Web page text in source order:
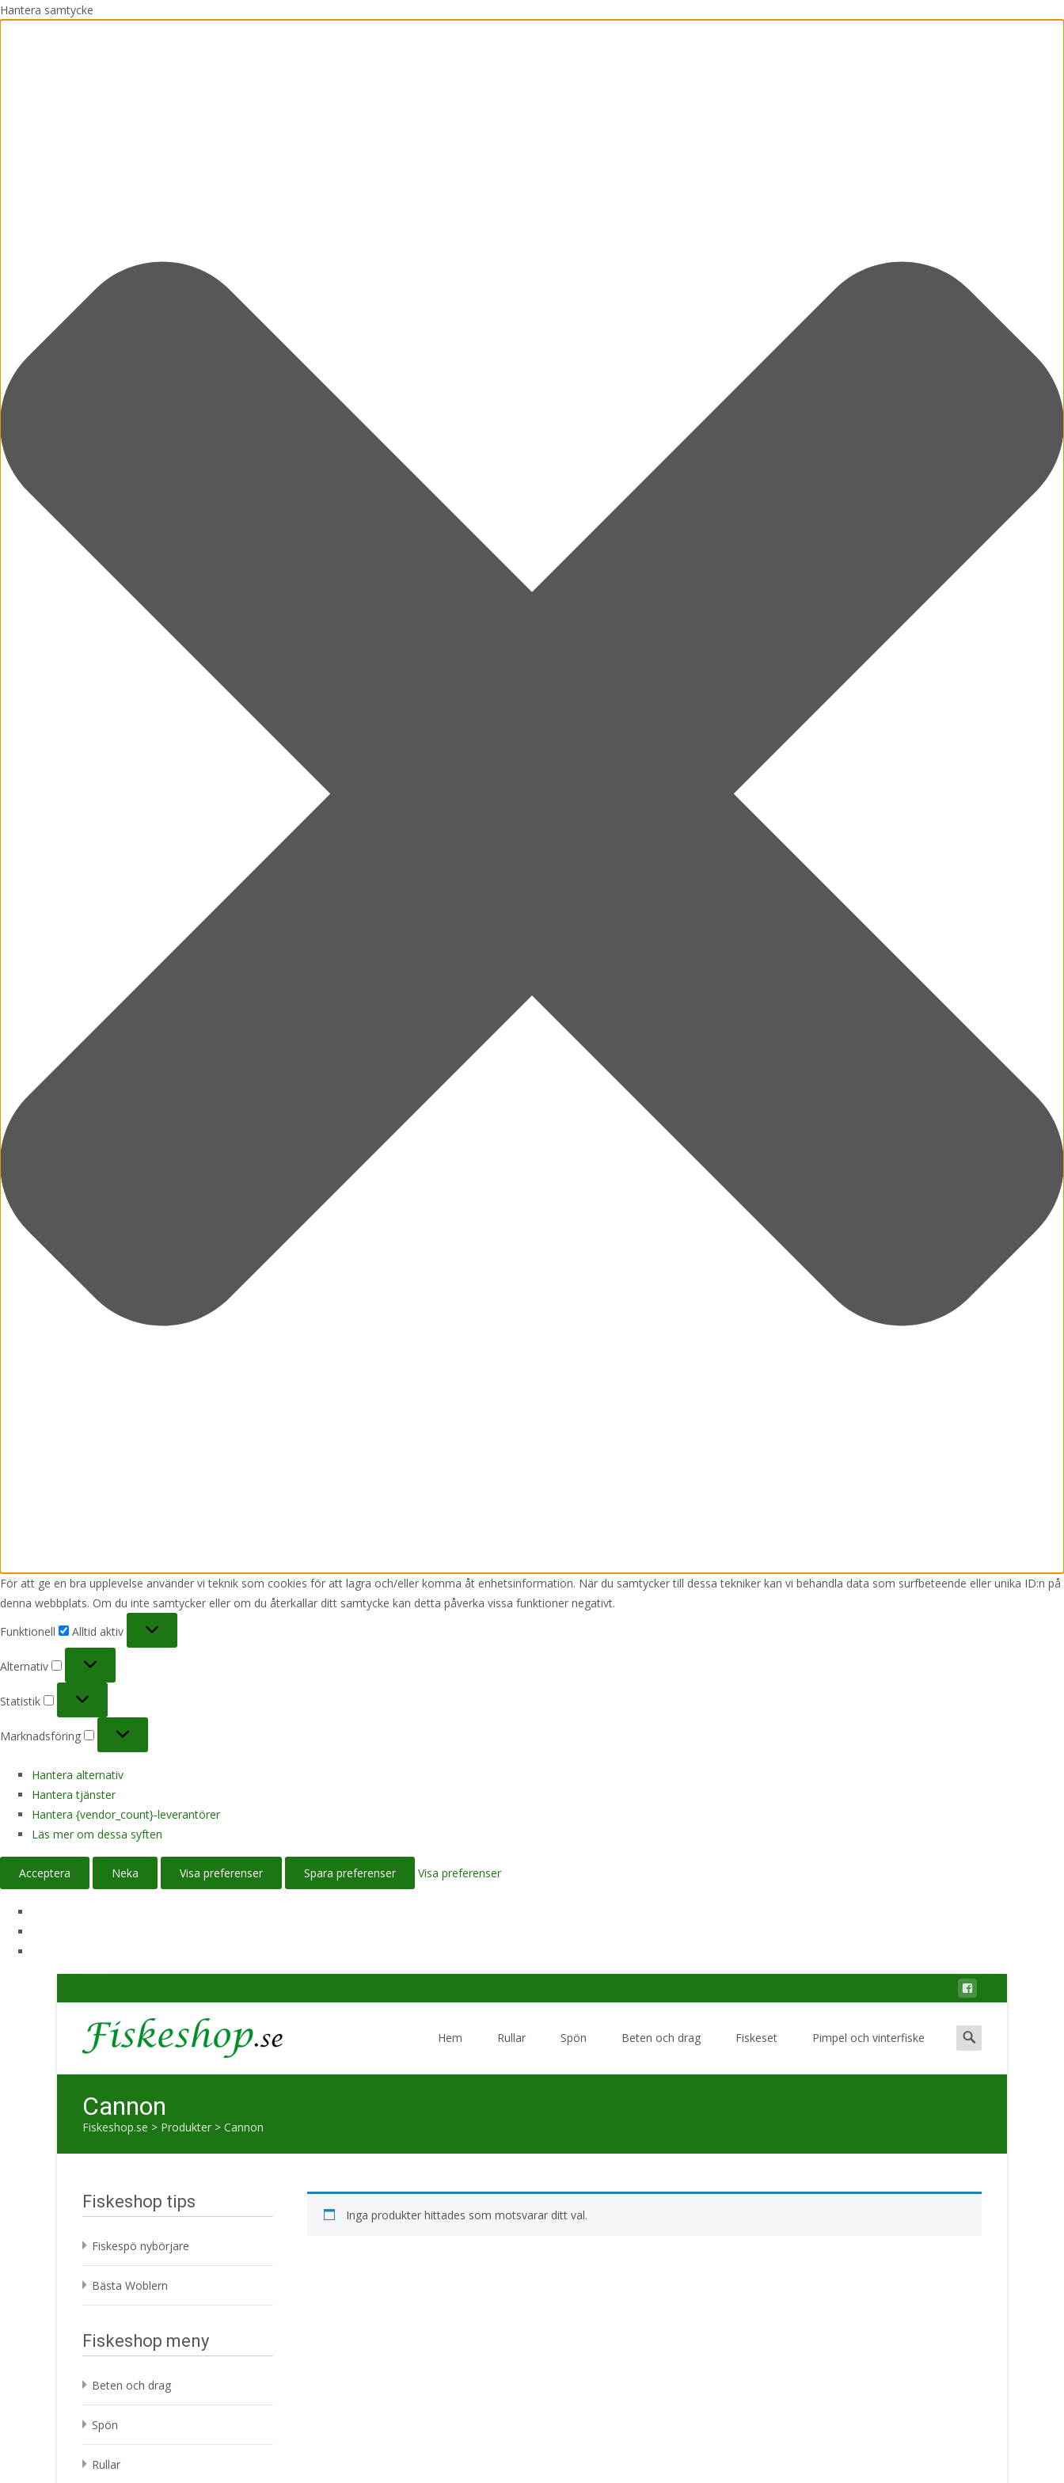
Hantera samtycke
För att ge en bra upplevelse använder vi teknik som cookies för att lagra och/eller komma åt enhetsinformation. När du samtycker till dessa tekniker kan vi behandla data som surfbeteende eller unika ID:n på
denna webbplats. Om du inte samtycker eller om du återkallar ditt samtycke kan detta påverka vissa funktioner negativt.
Funktionell
Alltid aktiv
Alternativ
Statistik
Marknadsföring
Hantera alternativ
Hantera tjänster
Hantera {vendor_count}-leverantörer
Läs mer om dessa syften
Acceptera Neka Visa preferenser Spara preferenser Visa preferenser
Hem Rullar Spön Beten och drag Fiskeset Pimpel och vinterfiske
Search
for:
Cannon
Fiskeshop.se > Produkter > Cannon
Inga produkter hittades som motsvarar ditt val.
Fiskeshop tips
Fiskespö nybörjare
Bästa Woblern
Fiskeshop meny
Beten och drag
Spön
Rullar